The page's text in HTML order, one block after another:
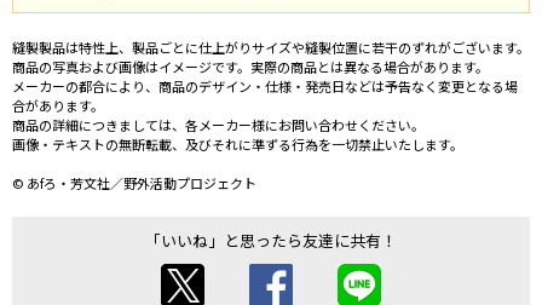
縫製製品は特性上、製品ごとに仕上がりサイズや縫製位置に若干のずれがございます。
商品の写真および画像はイメージです。実際の商品とは異なる場合があります。
メーカーの都合により、商品のデザイン・仕様・発売日などは予告なく変更となる場
合があります。
商品の詳細につきましては、各メーカー様にお問い合わせください。
画像・テキストの無断転載、及びそれに準ずる行為を一切禁止いたします。
© あfろ・芳文社／野外活動プロジェクト
「いいね」と思ったら友達に共有！